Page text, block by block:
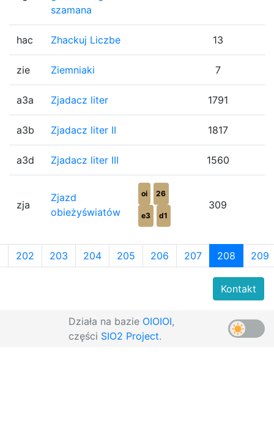
szamana
hac Zhackuj Liczbe 13
zie Ziemniaki 7
a3a Zjadacz liter 1791
a3b Zjadacz liter II 1817
a3d Zjadacz liter III 1560
zja
Zjazd
obieżyświatów
oi 26
e3 d1
309
202 203 204 205 206 207 208 209
Działa na bazie OIOIOI,
części SIO2 Project.
Kontakt